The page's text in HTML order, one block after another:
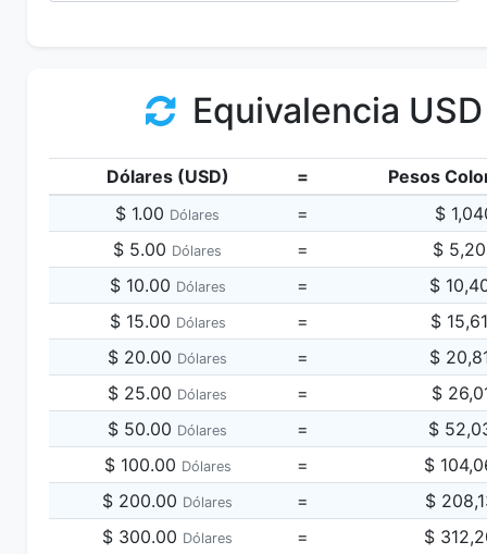
Equivalencia
Dólares (USD) =
Pesos
$ 1.00 Dólares = $
$ 5.00 Dólares = $
$ 10.00 Dólares = $
$ 15.00 Dólares = $
$ 20.00 Dólares = $
$ 25.00 Dólares = $
$ 50.00 Dólares = $
$ 100.00 Dólares = $
$ 200.00 Dólares = $
$ 300.00 Dólares = $